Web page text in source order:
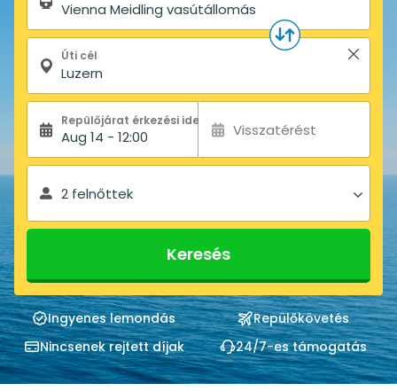
Úti cél
Aug 14 - 12:00 Visszatérést
2 felnőttek
Keresés
Ingyenes lemondás
Repülőkövetés
Nincsenek rejtett díjak
24/7-es támogatás